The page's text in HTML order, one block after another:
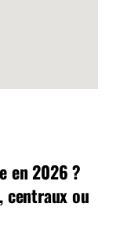
en 2026 ?
centraux ou